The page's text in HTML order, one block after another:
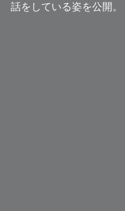
話をしている姿を公開。